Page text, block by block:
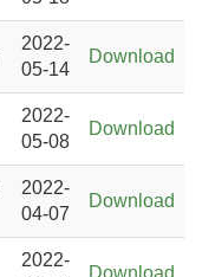
2022-
05-14
Download
2022-
05-08
Download
2022-
04-07
Download
2022-